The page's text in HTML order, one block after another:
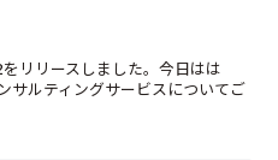
リリースしました。今日はは
サルティングサービスについてご